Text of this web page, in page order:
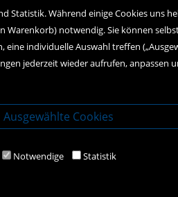
Statistik. Während einige Cookies uns
notwendig. Sie können
individuelle Auswahl treffen
jederzeit wieder aufrufen,
Ausgewählte Cookies
Notwendige Statistik